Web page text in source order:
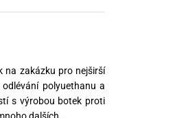
na zakázku pro nejširší
polyuethanu a
s výrobou botek proti